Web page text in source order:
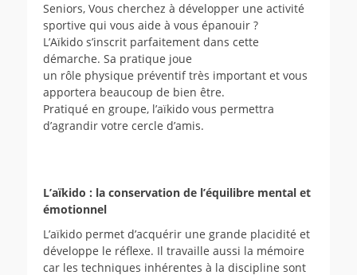
Seniors, Vous cherchez à développer une activité
sportive qui vous aide à vous épanouir ?
L’Aïkido s’inscrit parfaitement dans cette
démarche. Sa pratique joue
un rôle physique préventif très important et vous
apportera beaucoup de bien être.
Pratiqué en groupe, l’aïkido vous permettra
d’agrandir votre cercle d’amis.
L’aïkido : la conservation de l’équilibre mental et
émotionnel
L’aïkido permet d’acquérir une grande placidité et
développe le réflexe. Il travaille aussi la mémoire
car les techniques inhérentes à la discipline sont